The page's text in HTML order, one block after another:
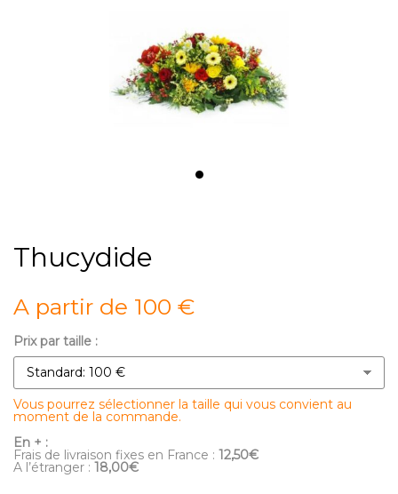
Thucydide
A partir de 100 €
Prix par taille :
Vous pourrez sélectionner la taille qui vous convient au
moment de la commande.
En + :
Frais de livraison fixes en France : 12,50€
A l’étranger : 18,00€